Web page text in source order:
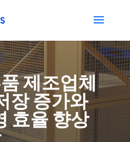
제조업체
장 증가와
효율 향상